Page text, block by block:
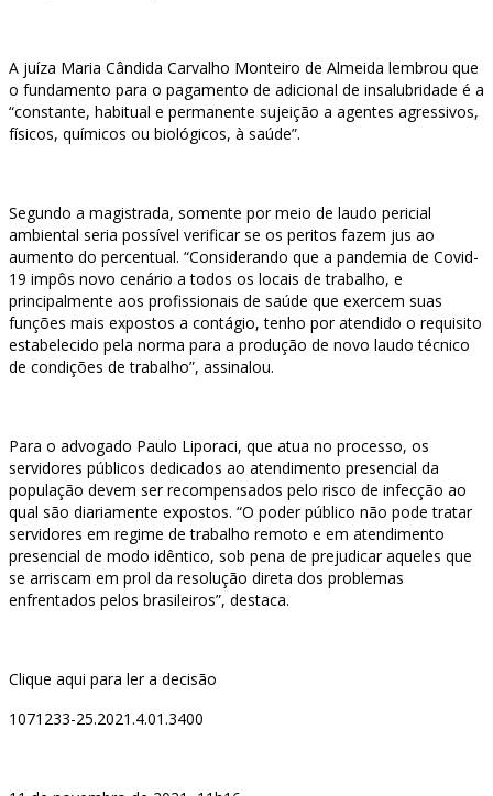
A juíza Maria Cândida Carvalho Monteiro de Almeida lembrou que
o fundamento para o pagamento de adicional de insalubridade é a
“constante, habitual e permanente sujeição a agentes agressivos,
físicos, químicos ou biológicos, à saúde”.
Segundo a magistrada, somente por meio de laudo pericial
ambiental seria possível verificar se os peritos fazem jus ao
aumento do percentual. “Considerando que a pandemia de Covid-
19 impôs novo cenário a todos os locais de trabalho, e
principalmente aos profissionais de saúde que exercem suas
funções mais expostos a contágio, tenho por atendido o requisito
estabelecido pela norma para a produção de novo laudo técnico
de condições de trabalho”, assinalou.
Para o advogado Paulo Liporaci, que atua no processo, os
servidores públicos dedicados ao atendimento presencial da
população devem ser recompensados pelo risco de infecção ao
qual são diariamente expostos. “O poder público não pode tratar
servidores em regime de trabalho remoto e em atendimento
presencial de modo idêntico, sob pena de prejudicar aqueles que
se arriscam em prol da resolução direta dos problemas
enfrentados pelos brasileiros”, destaca.
Clique aqui para ler a decisão
1071233-25.2021.4.01.3400